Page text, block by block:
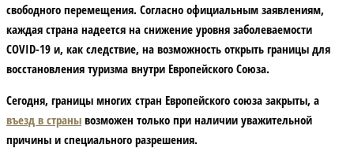
свободного перемещения. Согласно официальным заявлениям,
каждая страна надеется на снижение уровня заболеваемости
COVID-19 и, как следствие, на возможность открыть границы для
восстановления туризма внутри Европейского Союза.
Сегодня, границы многих стран Европейского союза закрыты, а
въезд в страны возможен только при наличии уважительной
причины и специального разрешения.